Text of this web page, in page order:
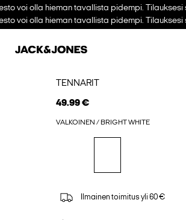
voi olla hieman tavallista pidempi.
voi olla hieman tavallista pidempi.
TENNARIT
49.99 €
VALKOINEN / BRIGHT WHITE
Ilmainen toimitus yli 60 €